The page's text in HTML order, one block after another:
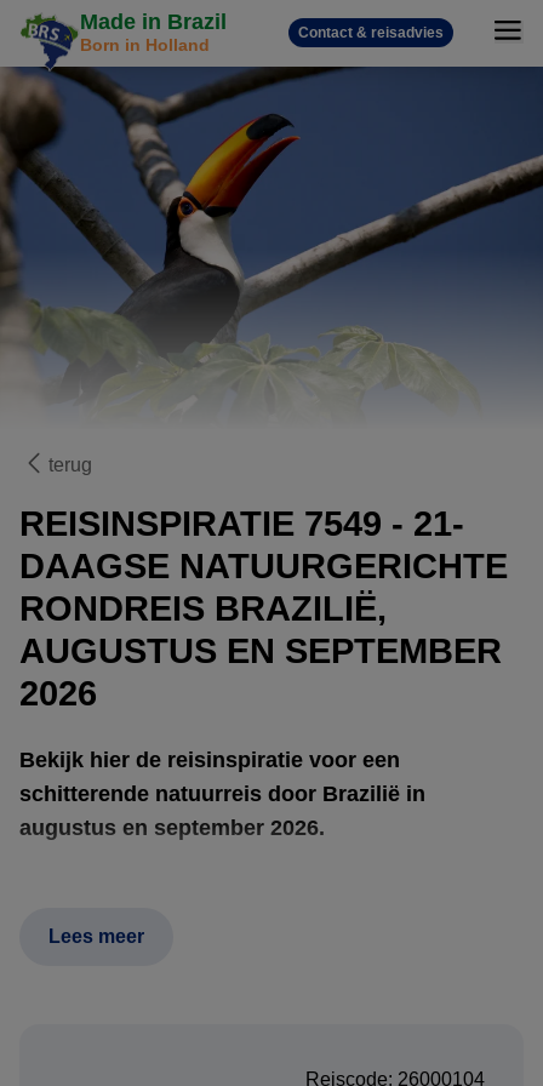
Made in Brazil
Born in Holland
Contact & reisadvies
terug
REISINSPIRATIE 7549 - 21-
DAAGSE NATUURGERICHTE
RONDREIS BRAZILIË,
AUGUSTUS EN SEPTEMBER
2026
Bekijk hier de reisinspiratie voor een
schitterende natuurreis door Brazilië in
augustus en september 2026.
Lees meer
Reiscode: 26000104